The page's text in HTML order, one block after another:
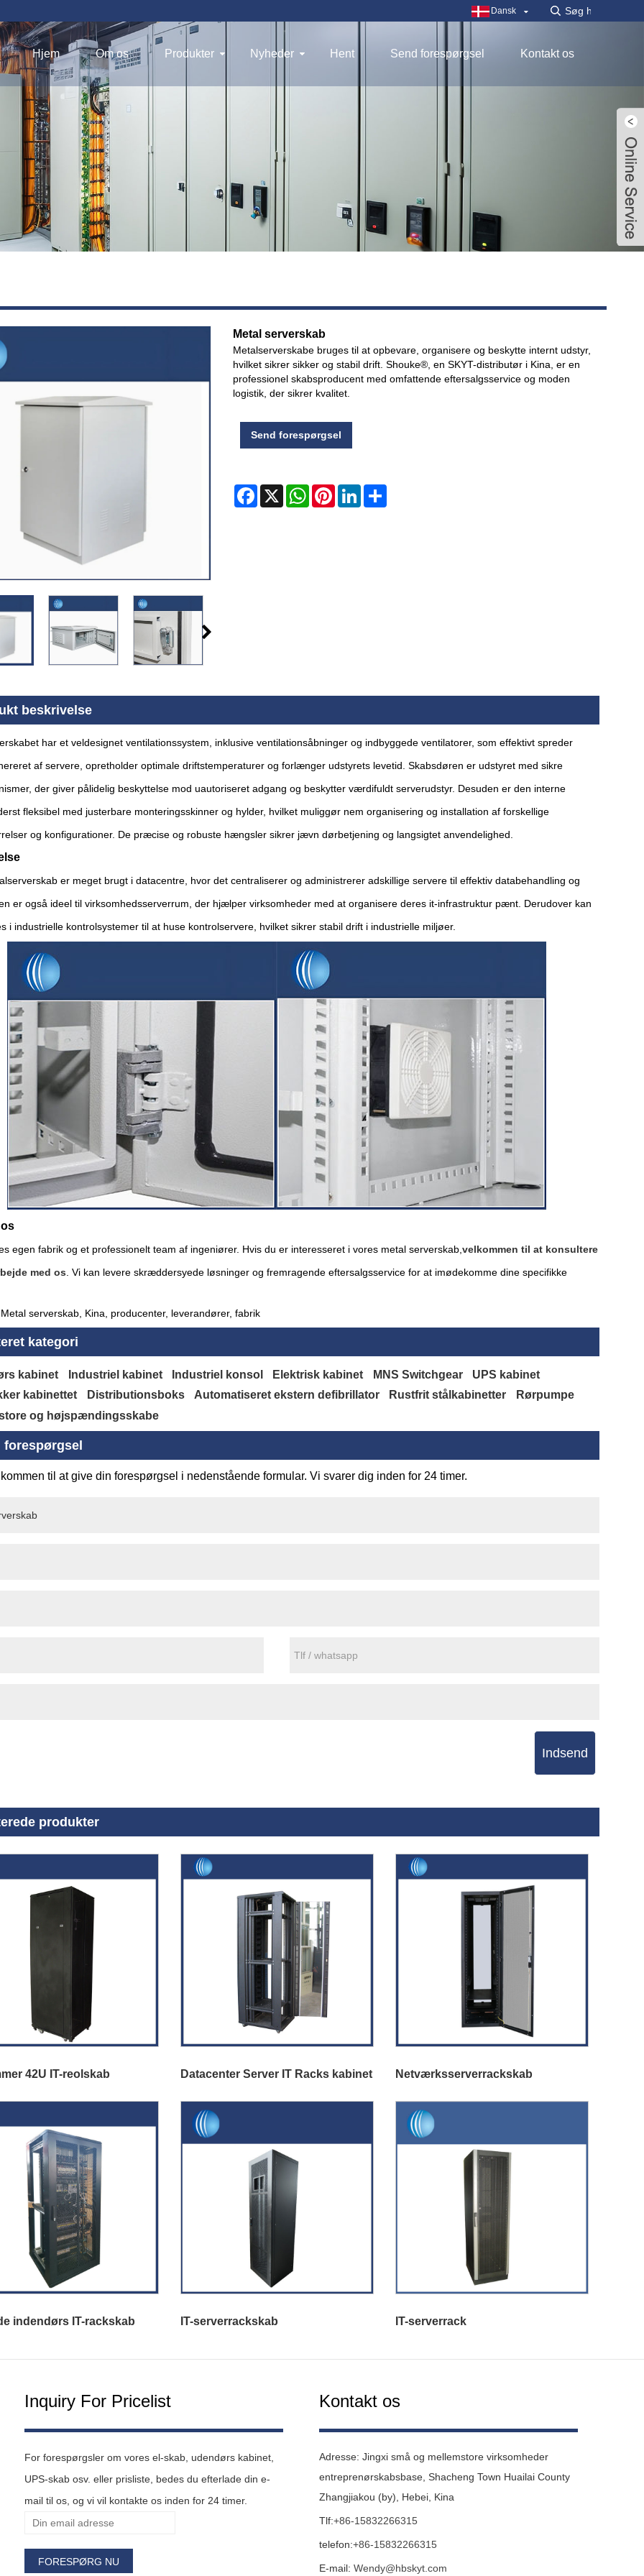
Dansk
Hjem Om os Produkter Nyheder Hent Send forespørgsel Kontakt os
Metal serverskab
Metalserverskabe bruges til at opbevare, organisere og beskytte internt udstyr,
hvilket sikrer sikker og stabil drift. Shouke®, en SKYT-distributør i Kina, er en
professionel skabsproducent med omfattende eftersalgsservice og moden
logistik, der sikrer kvalitet.
Send forespørgsel
Facebook
X WhatsAppPinterestLinkedIn
beskrivelse
har et veldesignet ventilationssystem, inklusive ventilationsåbninger og indbyggede ventilatorer, som effektivt spreder
af servere, opretholder optimale driftstemperaturer og forlænger udstyrets levetid. Skabsdøren er udstyret med sikre
der giver pålidelig beskyttelse mod uautoriseret adgang og beskytter værdifuldt serverudstyr. Desuden er den interne
fleksibel med justerbare monteringsskinner og hylder, hvilket muliggør nem organisering og installation af forskellige
og konfigurationer. De præcise og robuste hængsler sikrer jævn dørbetjening og langsigtet anvendelighed.
er meget brugt i datacentre, hvor det centraliserer og administrerer adskillige servere til effektiv databehandling og
er også ideel til virksomhedsserverrum, der hjælper virksomheder med at organisere deres it-infrastruktur pænt. Derudover kan
i industrielle kontrolsystemer til at huse kontrolservere, hvilket sikrer stabil drift i industrielle miljøer.
egen fabrik og et professionelt team af ingeniører. Hvis du er interesseret i vores metal serverskab,velkommen til at konsultere
med os. Vi kan levere skræddersyede løsninger og fremragende eftersalgsservice for at imødekomme dine specifikke
serverskab, Kina, producenter, leverandører, fabrik
kategori
kabinet Industriel kabinet Industriel konsol Elektrisk kabinet MNS Switchgear
UPS kabinet
kabinettet
Distributionsboks Automatiseret ekstern defibrillator Rustfrit stålkabinetter
Rørpumpe
og højspændingsskabe
forespørgsel
til at give din forespørgsel i nedenstående formular. Vi svarer dig inden for 24 timer.
Indsend
produkter
42U IT-reolskab Datacenter Server IT Racks kabinet Netværksserverrackskab
indendørs IT-rackskab IT-serverrackskab IT-serverrack
Inquiry For Pricelist
For forespørgsler om vores el-skab, udendørs kabinet,
UPS-skab osv. eller prisliste, bedes du efterlade din e-
mail til os, og vi vil kontakte os inden for 24 timer.
Kontakt os
Adresse: Jingxi små og mellemstore virksomheder
entreprenørskabsbase, Shacheng Town Huailai County
Zhangjiakou (by), Hebei, Kina
Tlf:+86-15832266315
telefon:+86-15832266315
E-mail: Wendy@hbskyt.com